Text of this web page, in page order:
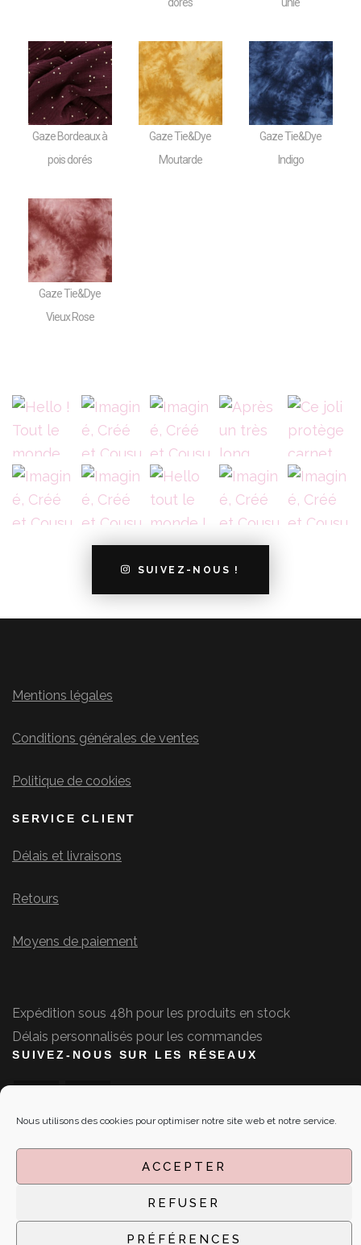
Nous utilisons des cookies pour optimiser notre site web et notre service.
ACCEPTER
REFUSER
PRÉFÉRENCES
Gaze Bordeaux à
pois dorés
Gaze Tie&Dye
Moutarde
Gaze Tie&Dye
Indigo
Gaze Tie&Dye
Vieux Rose
SUIVEZ-NOUS !
Mentions légales
Conditions générales de ventes
Politique de cookies
SERVICE CLIENT
Délais et livraisons
Retours
Moyens de paiement
Expédition sous 48h pour les produits en stock
Délais personnalisés pour les commandes
SUIVEZ-NOUS SUR LES RÉSEAUX
Blossom Themes.Propulsé par